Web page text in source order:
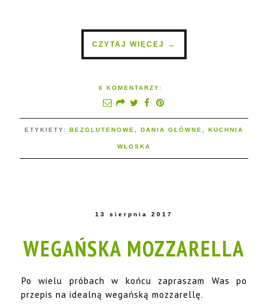
CZYTAJ WIĘCEJ →
6 KOMENTARZY:
ETYKIETY: BEZGLUTENOWE DANIA GŁÓWNE KUCHNIA
WŁOSKA
13 sierpnia 2017
WEGAŃSKA MOZZARELLA
Po wielu próbach w końcu zapraszam Was po
przepis na idealną wegańską mozzarellę.